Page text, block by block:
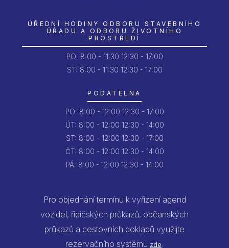
ÚŘEDNÍ HODINY ODBORU STAVEBNÍHO
ÚŘADU A ODBORU ŽIVOTNÍHO
PROSTŘEDÍ
PO: 8:00 - 11:30 12:30 - 17:00
ST: 8:00 - 11:30 12:30 - 17:00
PODATELNA
PO: 8:00 - 12:00 12:30 - 17:00
ÚT: 8:00 - 12:00 12:30 - 14:00
ST: 8:00 - 12:00 12:30 - 17:00
ČT: 8:00 - 12:00 12:30 - 14:00
PÁ: 8:00 - 12:00 12:30 - 14:00
Pro objednání termínu k vyřízení agend
vozidel, řidičských průkazů, občanských
průkazů a cestovních dokladů využijte
rezervačního systému zde